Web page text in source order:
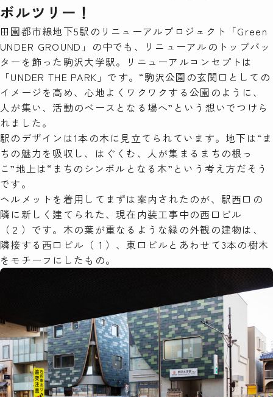
ボルツリー！
田園都市線地下5駅のリニューアルプロジェクト「Green
UNDER GROUND」の中でも、リニューアルのトップバッ
ターを飾った駒沢大学駅。リニューアルコンセプトは
「UNDER THE PARK」です。“駒沢公園の玄関口としての
イメージを高め、心地よくワクワクする公園のように、
人が集い、活動のベースとなる場へ”という想いでつけら
れました。
駅のデザインは1本の木に見立てられています。地下は“ま
ちの魅力を吸収し、はぐくむ、人が集まるまちの根っ
こ”地上は“まちのシンボルとなる木”という考え方だそう
です。
ヘルメットを着用してまずは案内されたのが、駅西口の
隣に新しく建てられた、現在内装工事中の西口ビル
（２）です。木の葉が重なるような緑の外観の建物は、
隣接する西口ビル（１）、東口ビルとあわせて3本の樹木
をモチーフにしたもの。